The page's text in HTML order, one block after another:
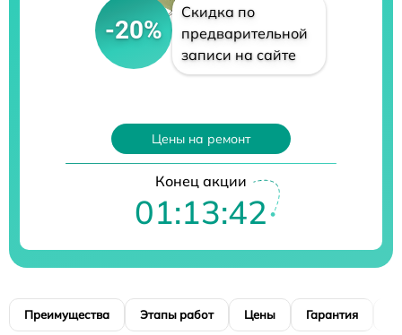
-20%
Скидка по
предварительной
записи на сайте
Цены на ремонт
Конец акции
01:13:41
Преимущества Этапы работ Цены Гарантия